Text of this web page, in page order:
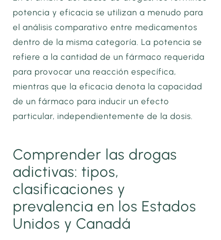
potencia y eficacia se utilizan a menudo para
el análisis comparativo entre medicamentos
dentro de la misma categoría. La potencia se
refiere a la cantidad de un fármaco requerida
para provocar una reacción específica,
mientras que la eficacia denota la capacidad
de un fármaco para inducir un efecto
particular, independientemente de la dosis.
Comprender las drogas
adictivas: tipos,
clasificaciones y
prevalencia en los Estados
Unidos y Canadá